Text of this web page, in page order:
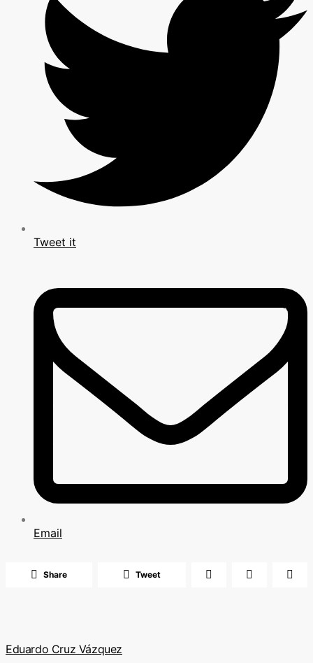
Tweet it
Email
Share Tweet
Eduardo Cruz Vázquez